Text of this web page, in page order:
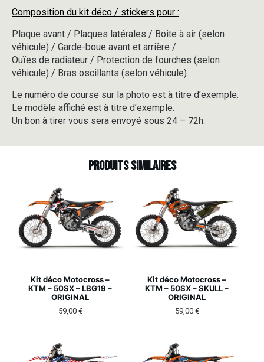
Composition du kit déco / stickers pour :
Plaque avant / Plaques latérales / Boite à air (selon
véhicule) / Garde-boue avant et arrière /
Ouïes de radiateur / Protection de fourches (selon
véhicule) / Bras oscillants (selon véhicule).
Le numéro de course sur la photo est à titre d’exemple.
Le modèle affiché est à titre d’exemple.
Un bon à tirer vous sera envoyé sous 24 – 72h.
Produits similaires
Kit déco Motocross –
KTM – 50SX – LBG19 –
ORIGINAL
59,00 €
Kit déco Motocross –
KTM – 50SX – SKULL –
ORIGINAL
59,00 €